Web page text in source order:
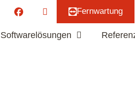
Fernwartung
Softwarelösungen